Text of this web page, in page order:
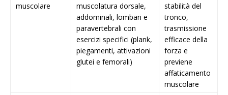
muscolare
muscolatura dorsale,
addominali, lombari e
paravertebrali con
esercizi specifici (plank,
piegamenti, attivazioni
glutei e femorali)
stabilità del
tronco,
trasmissione
efficace della
forza e
previene
affaticamento
muscolare